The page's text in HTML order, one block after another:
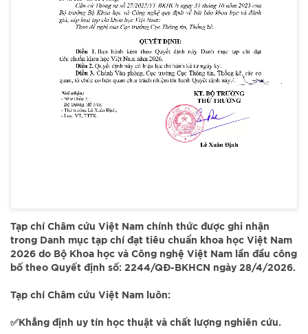
Tạp chí Châm cứu Việt Nam chính thức được ghi nhận
trong Danh mục tạp chí đạt tiêu chuẩn khoa học Việt Nam
2026 do Bộ Khoa học và Công nghệ Việt Nam lần đầu công
bố theo Quyết định số: 2244/QĐ-BKHCN ngày 28/4/2026.
Tạp chí Châm cứu Việt Nam luôn:
✅️Khẳng định uy tín học thuật và chất lượng nghiên cứu.